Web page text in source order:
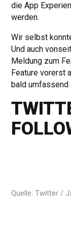
die App
werden.
Wir selbst
Und auch
Meldung zum
Feature vorerst
bald
Quelle: Twitter /